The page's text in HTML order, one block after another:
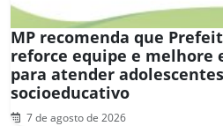
MP recomenda que
reforce equipe e melhore
para atender
socioeducativo
7 de agosto de 2026